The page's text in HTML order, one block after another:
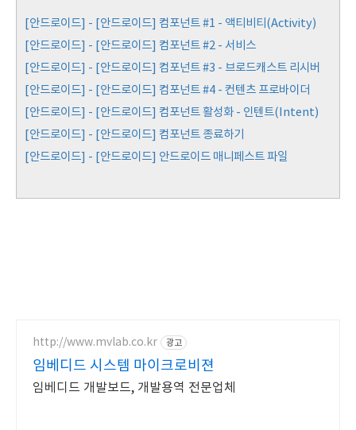
[안드로이드] - [안드로이드] 컴포넌트 #1 - 액티비티(Activity)
[안드로이드] - [안드로이드] 컴포넌트 #2 - 서비스
[안드로이드] - [안드로이드] 컴포넌트 #3 - 브로드캐스트 리시버
[안드로이드] - [안드로이드] 컴포넌트 #4 - 컨텐츠 프로바이더
[안드로이드] - [안드로이드] 컴포넌트 활성화 - 인텐트(Intent)
[안드로이드] - [안드로이드] 컴포넌트 종료하기
[안드로이드] - [안드로이드] 안드로이드 매니페스트 파일
http://www.mvlab.co.kr 광고
임베디드 시스템 마이크로비젼
임베디드 개발보드, 개발용역 전문업체